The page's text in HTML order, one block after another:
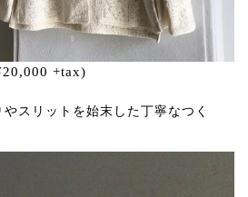
+tax)
スリットを始末した丁寧なつく